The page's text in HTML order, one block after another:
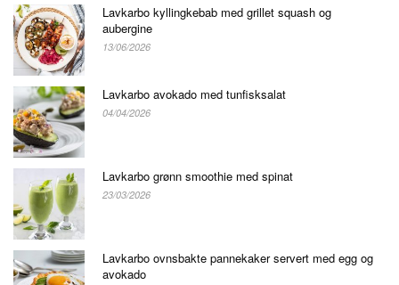
Lavkarbo kyllingkebab med grillet squash og
aubergine
13/06/2026
Lavkarbo avokado med tunfisksalat
04/04/2026
Lavkarbo grønn smoothie med spinat
23/03/2026
Lavkarbo ovnsbakte pannekaker servert med egg og
avokado